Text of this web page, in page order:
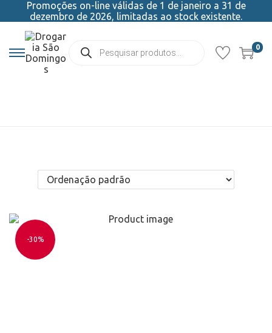
Promoções on-line válidas de 1 de janeiro a 31 de
dezembro de 2026, limitadas ao stock existente.
0
-30%